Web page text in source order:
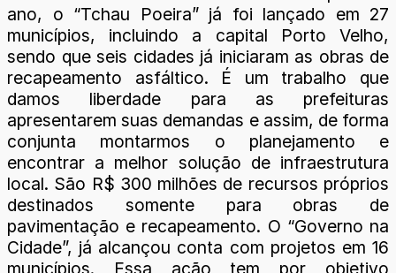
ano, o “Tchau Poeira” já foi lançado em 27
municípios, incluindo a capital Porto Velho,
sendo que seis cidades já iniciaram as obras de
recapeamento asfáltico. É um trabalho que
damos liberdade para as prefeituras
apresentarem suas demandas e assim, de forma
conjunta montarmos o planejamento e
encontrar a melhor solução de infraestrutura
local. São R$ 300 milhões de recursos próprios
destinados somente para obras de
pavimentação e recapeamento. O “Governo na
Cidade”, já alcançou conta com projetos em 16
municípios. Essa ação tem por objetivo